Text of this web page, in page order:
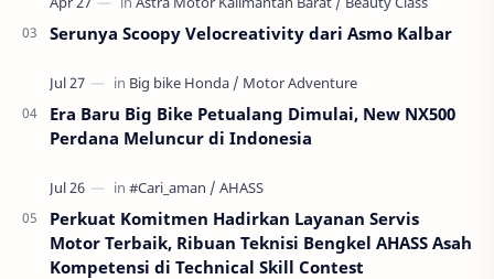
Serunya Scoopy Velocreativity dari Asmo Kalbar
Era Baru Big Bike Petualang Dimulai, New NX500
Perdana Meluncur di Indonesia
Perkuat Komitmen Hadirkan Layanan Servis
Motor Terbaik, Ribuan Teknisi Bengkel AHASS Asah
Kompetensi di Technical Skill Contest